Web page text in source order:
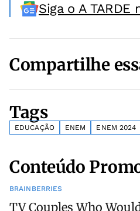
Siga o A
Compartilhe
Tags
EDUCAÇÃO ENEM ENEM 2024